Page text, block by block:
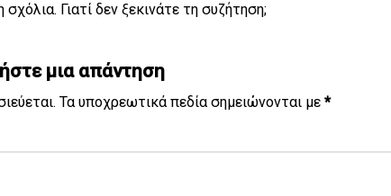
Γιατί δεν ξεκινάτε τη συζήτηση;
μια απάντηση
Τα υποχρεωτικά πεδία σημειώνονται με*